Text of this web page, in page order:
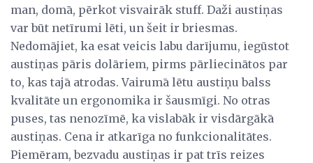
man, domā, pērkot visvairāk stuff. Daži austiņas
var būt netīrumi lēti, un šeit ir briesmas.
Nedomājiet, ka esat veicis labu darījumu, iegūstot
austiņas pāris dolāriem, pirms pārliecinātos par
to, kas tajā atrodas. Vairumā lētu austiņu balss
kvalitāte un ergonomika ir šausmīgi. No otras
puses, tas nenozīmē, ka vislabāk ir visdārgākā
austiņas. Cena ir atkarīga no funkcionalitātes.
Piemēram, bezvadu austiņas ir pat trīs reizes